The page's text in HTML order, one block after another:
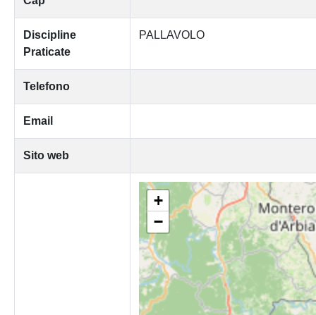
Discipline
Praticate
PALLAVOLO
Telefono
Email
Sito web
+
−